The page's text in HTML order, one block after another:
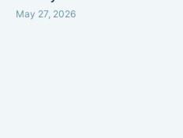
May 27, 2026